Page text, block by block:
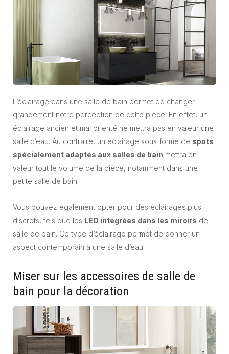
L’éclairage dans une salle de bain permet de changer
grandement notre perception de cette pièce. En effet, un
éclairage ancien et mal orienté ne mettra pas en valeur une
salle d’eau. Au contraire, un éclairage sous forme de spots
spécialement adaptés aux salles de bain mettra en
valeur tout le volume de la pièce, notamment dans une
petite salle de bain.
Vous pouvez également opter pour des éclairages plus
discrets, tels que les LED intégrées dans les miroirs de
salle de bain. Ce type d’éclairage permet de donner un
aspect contemporain à une salle d’eau.
Miser sur les accessoires de salle de
bain pour la décoration